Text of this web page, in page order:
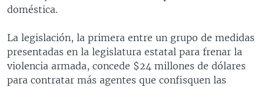
doméstica.
La legislación, la primera entre un grupo de medidas
presentadas en la legislatura estatal para frenar la
violencia armada, concede $24 millones de dólares
para contratar más agentes que confisquen las